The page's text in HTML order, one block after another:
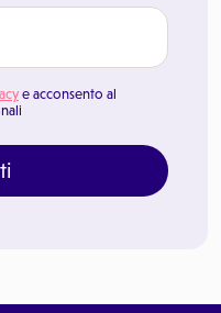
e acconsento al